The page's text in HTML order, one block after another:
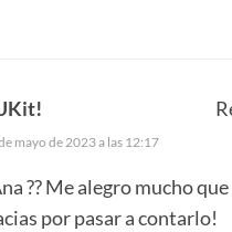
mayo de 2023 a las 12:17
?? Me alegro mucho que
por pasar a contarlo!